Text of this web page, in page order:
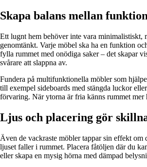
Skapa balans mellan
Ett lugnt hem behöver inte vara minimalistiskt,
genomtänkt. Varje möbel ska ha en funktion
fylla rummet med onödiga saker – det skapar
svårare att slappna av.
Fundera på multifunktionella möbler som
till exempel sideboards med stängda luckor
förvaring. När ytorna är fria känns rummet mer
Ljus och placering gör
Även de vackraste möbler tappar sin effekt om
ljuset faller i rummet. Placera fåtöljen där du
eller skapa en mysig hörna med dämpad